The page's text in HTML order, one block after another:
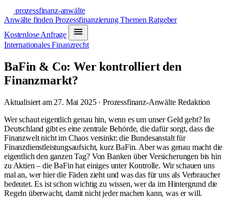
prozessfinanz-anwälte
Anwälte finden ProzessfinanzierungThemenRatgeber
Kostenlose Anfrage
Internationales Finanzrecht
BaFin & Co: Wer kontrolliert den
Finanzmarkt?
Aktualisiert am 27. Mai 2025 · Prozessfinanz-Anwälte Redaktion
Wer schaut eigentlich genau hin, wenn es um unser Geld geht? In
Deutschland gibt es eine zentrale Behörde, die dafür sorgt, dass die
Finanzwelt nicht im Chaos versinkt: die Bundesanstalt für
Finanzdienstleistungsaufsicht, kurz BaFin. Aber was genau macht die
eigentlich den ganzen Tag? Von Banken über Versicherungen bis hin
zu Aktien – die BaFin hat einiges unter Kontrolle. Wir schauen uns
mal an, wer hier die Fäden zieht und was das für uns als Verbraucher
bedeutet. Es ist schon wichtig zu wissen, wer da im Hintergrund die
Regeln überwacht, damit nicht jeder machen kann, was er will.